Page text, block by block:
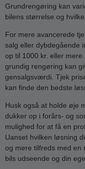
Grundrengøring kan
bilens størrelse og
For mere avancerede
salg eller dybdegående
op til 1000 kr. eller
grundig rengøring kan
gensalgsværdi. Tjek
kan finde den bedste
Husk også at holde øje
dukker op i forårs- og
mulighed for at få en
Uanset hvilken løsning
og mere tilfreds med en
bils udseende og din